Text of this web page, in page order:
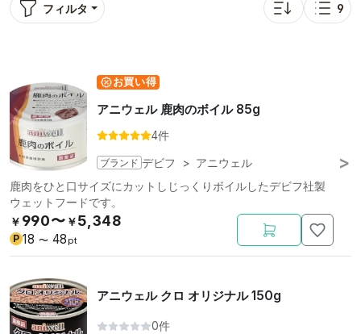
フィルタ
並び替え: 人気順
表示
9
お買い得
アニウェル 鹿肉のボイル 85g
4件
ブランド デビフ > アニウェル
鹿肉をひと口サイズにカットしじっくりボイルしたデビフ社製
ウェットフードです。
￥ 990〜 ￥5,348
P 18 〜 48 pt
アニウェル クロ オリジナル 150g
0件